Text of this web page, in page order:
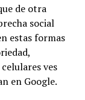
de otra
social
estas formas
ves
en Google.